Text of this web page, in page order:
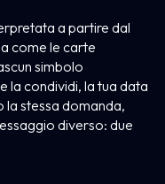
a partire dal
come le carte
simbolo
la condividi, la tua data
la stessa domanda,
diverso: due